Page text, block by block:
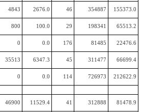
4843 2676.0 46 354887 155373.0
800 100.0 29 198341 65513.2
0 0.0 176 81485 22476.6
35513 6347.3 45 311477 66699.4
0 0.0 114 726973 212622.9
46900 11529.4 41 312888 81478.9